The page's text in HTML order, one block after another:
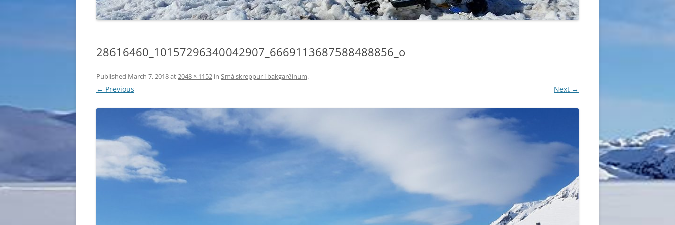
F4X4 ENDURVARPAKORT
28616460_10157296340042907_6669113687588488856_o
Published March 7, 2018at2048 × 1152 in Smá skreppur í bakgarðinum.
← Previous Next →